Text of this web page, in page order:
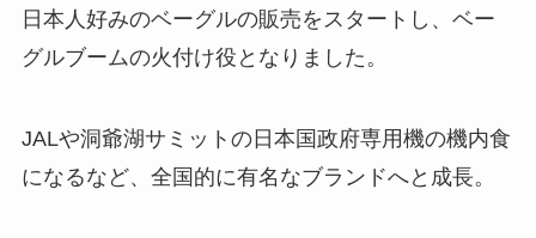
日本人好みのベーグルの販売をスタートし、ベー
グルブームの火付け役となりました。
JALや洞爺湖サミットの日本国政府専用機の機内食
になるなど、全国的に有名なブランドへと成長。